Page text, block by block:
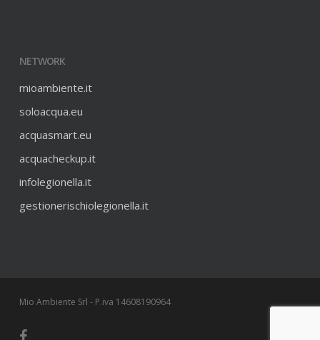
NETWORK
mioambiente.it
soloacqua.eu
acquasmart.eu
acquacheckup.it
infolegionella.it
gestionerischiolegionella.it
Mio Ambiente Srl - P.iva 14608190964
facebook